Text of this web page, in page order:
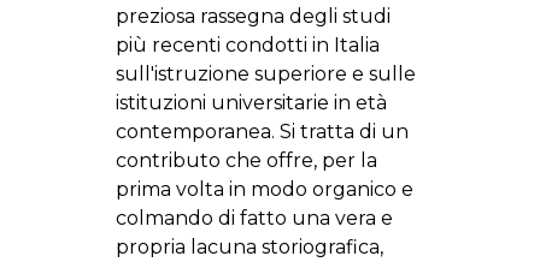
preziosa rassegna degli studi
più recenti condotti in Italia
sull'istruzione superiore e sulle
istituzioni universitarie in età
contemporanea. Si tratta di un
contributo che offre, per la
prima volta in modo organico e
colmando di fatto una vera e
propria lacuna storiografica,